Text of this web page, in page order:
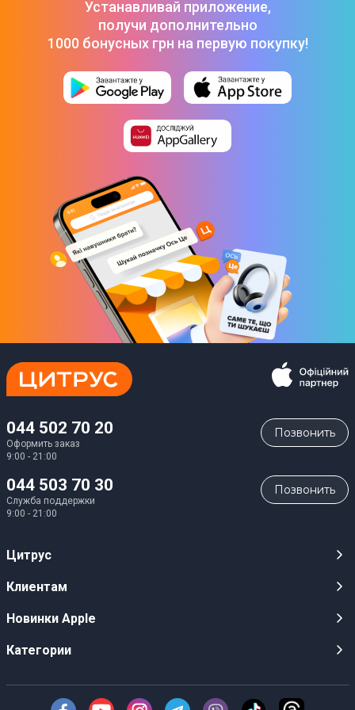
127см, 2.42кг (15G041)-1 645 ₴
Лопата Verto садовая штыковая металлическая ручка
(15G010)- 1 255 ₴
Устанавливай приложение,
получи дополнительно
1000 бонусных грн на первую покупку!
044 502 70 20
Оформить заказ
9:00 - 21:00
Позвонить
044 503 70 30
Служба поддержки
9:00 - 21:00
Позвонить
Цитрус
Карьера
Оптовым клиентам
О Компании
Клиентам
Публичные оферты
Инструкции и прошивки
Новинки Apple
iPhone 17
Категории
Техника Apple